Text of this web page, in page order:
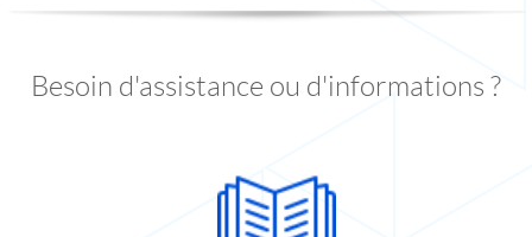
Besoin d'assistance ou d'informations ?